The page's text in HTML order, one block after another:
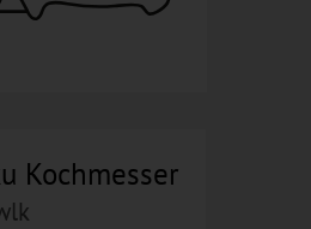
Kochmesser